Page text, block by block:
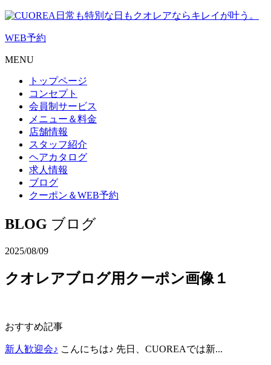
日常も特別な日もクオレアならキレイが叶う。
WEB予約
MENU
トップページ
コンセプト
会員制サービス
メニュー＆料金
店舗情報
スタッフ紹介
ヘアカタログ
求人情報
ブログ
クーポン＆WEB予約
BLOG ブログ
2025/08/09
クオレアブログ用クーポン画像１
おすすめ記事
新人歓迎会♪ こんにちは♪ 先日、CUOREAでは新...